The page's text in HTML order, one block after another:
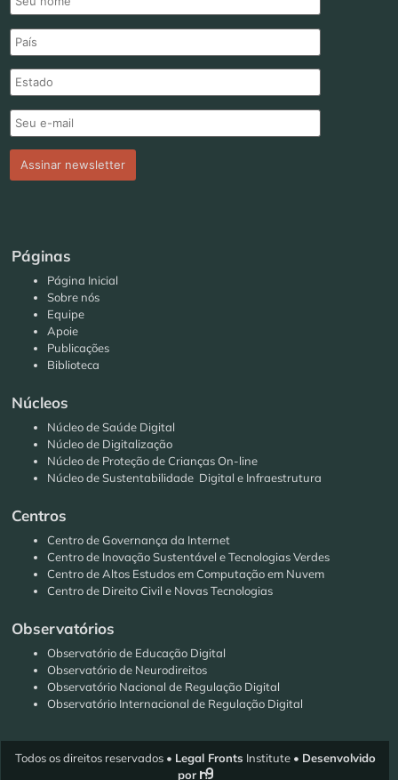
Páginas
Página Inicial
Sobre nós
Equipe
Apoie
Publicações
Biblioteca
Núcleos
Núcleo de Saúde Digital
Núcleo de Digitalização
Núcleo de Proteção de Crianças On-line
Núcleo de Sustentabilidade Digital e Infraestrutura
Centros
Centro de Governança da Internet
Centro de Inovação Sustentável e Tecnologias Verdes
Centro de Altos Estudos em Computação em Nuvem
Centro de Direito Civil e Novas Tecnologias
Observatórios
Observatório de Educação Digital
Observatório de Neurodireitos
Observatório Nacional de Regulação Digital
Observatório Internacional de Regulação Digital
Todos os direitos reservados • Legal Fronts Institute • Desenvolvido
por